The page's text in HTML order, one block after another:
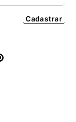
Cadastrar